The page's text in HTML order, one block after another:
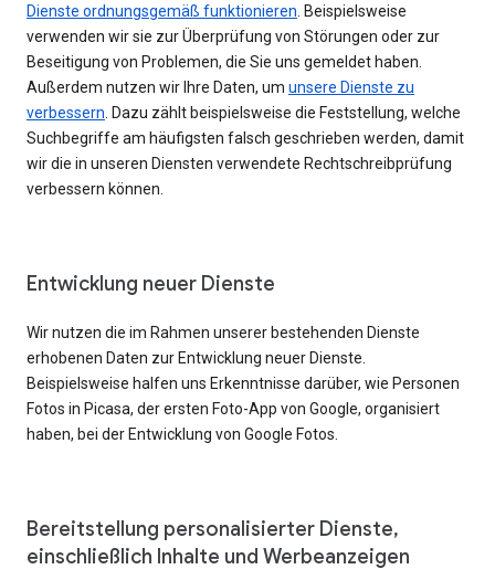
Dienste ordnungsgemäß funktionieren . Beispielsweise
verwenden wir sie zur Überprüfung von Störungen oder zur
Beseitigung von Problemen, die Sie uns gemeldet haben.
Außerdem nutzen wir Ihre Daten, um unsere Dienste zu
verbessern . Dazu zählt beispielsweise die Feststellung, welche
Suchbegriffe am häufigsten falsch geschrieben werden, damit
wir die in unseren Diensten verwendete Rechtschreibprüfung
verbessern können.
Entwicklung neuer Dienste
Wir nutzen die im Rahmen unserer bestehenden Dienste
erhobenen Daten zur Entwicklung neuer Dienste.
Beispielsweise halfen uns Erkenntnisse darüber, wie Personen
Fotos in Picasa, der ersten Foto-App von Google, organisiert
haben, bei der Entwicklung von Google Fotos.
Bereitstellung personalisierter Dienste,
einschließlich Inhalte und Werbeanzeigen